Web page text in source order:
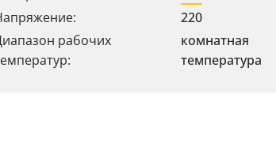
220
рабочих
комнатная
температура